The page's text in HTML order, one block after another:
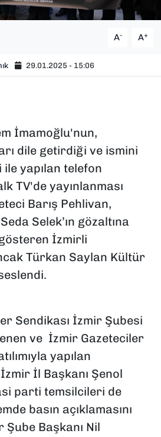
A- A+
29.01.2025 - 15:06
İmamoğlu'nun,
dile getirdiği ve ismini
ile yapılan telefon
TV'de yayınlanması
Barış Pehlivan,
Selek’ın gözaltına
İzmirli
Türkan Saylan Kültür
Sendikası İzmir Şubesi
ve İzmir Gazeteciler
yapılan
İl Başkanı Şenol
parti temsilcileri de
basın açıklamasını
Başkanı Nil